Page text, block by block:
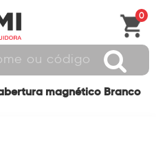
0
magnético Branco